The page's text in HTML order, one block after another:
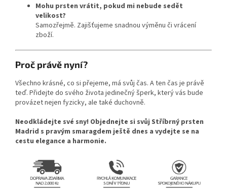
Mohu prsten vrátit, pokud mi nebude sedět
velikost?
Samozřejmě. Zajišťujeme snadnou výměnu či vrácení
zboží.
Proč právě nyní?
Všechno krásné, co si přejeme, má svůj čas. A ten čas je právě
teď. Přidejte do svého života jedinečný šperk, který vás bude
provázet nejen fyzicky, ale také duchovně.
Neodkládejte své sny! Objednejte si svůj Stříbrný prsten
Madrid s pravým smaragdem ještě dnes a vydejte se na
cestu elegance a harmonie.